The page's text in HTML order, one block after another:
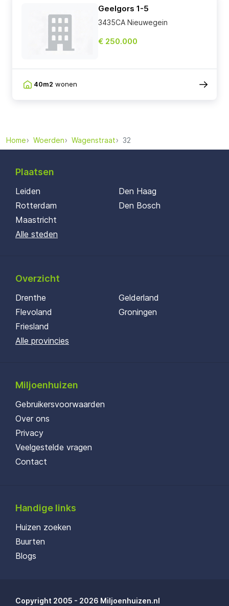
Geelgors 1-5
3435CA Nieuwegein
€ 250.000
40m2 wonen
Home Woerden Wagenstraat 32
Plaatsen
Leiden
Rotterdam
Maastricht
Den Haag
Den Bosch
Alle steden
Overzicht
Drenthe
Flevoland
Friesland
Gelderland
Groningen
Alle provincies
Miljoenhuizen
Gebruikersvoorwaarden
Over ons
Privacy
Veelgestelde vragen
Contact
Handige links
Huizen zoeken
Buurten
Blogs
Copyright 2005 - 2026 Miljoenhuizen.nl